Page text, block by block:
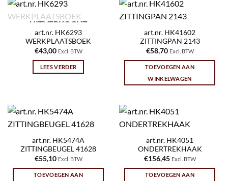
UITVERKOCHT
art.nr. HK6293
WERKPLAATSBOEK
€43,00 Excl. BTW
LEES VERDER
art.nr. HK41602
ZITTINGPAN 2143
€58,70 Excl. BTW
TOEVOEGEN AAN
WINKELWAGEN
art.nr. HK5474A
ZITTINGBEUGEL 41628
€55,10 Excl. BTW
TOEVOEGEN AAN
art.nr. HK4051
ONDERTREKHAAK
€156,45 Excl. BTW
TOEVOEGEN AAN